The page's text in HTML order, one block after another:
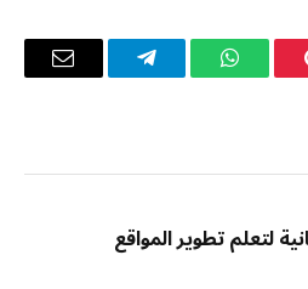
واتساب تيلقرام
البريد
لتعلم تطوير المواقع